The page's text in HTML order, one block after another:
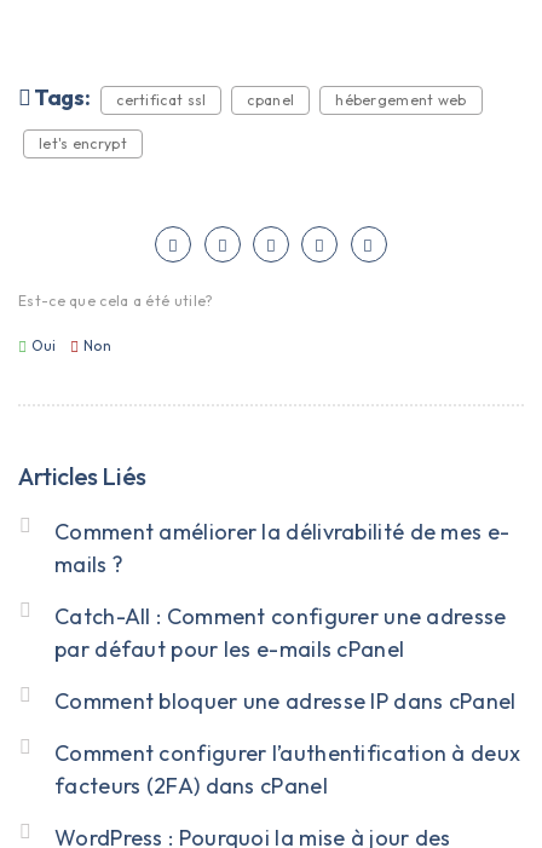
Tags: certificat ssl cpanel hébergement web
let's encrypt
Est-ce que cela a été utile?
Oui Non
Articles Liés
Comment améliorer la délivrabilité de mes e-
mails ?
Catch-All : Comment configurer une adresse
par défaut pour les e-mails cPanel
Comment bloquer une adresse IP dans cPanel
Comment configurer l’authentification à deux
facteurs (2FA) dans cPanel
WordPress : Pourquoi la mise à jour des